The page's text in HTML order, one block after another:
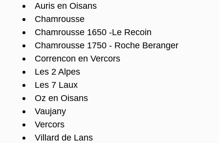
Auris en Oisans
Chamrousse
Chamrousse 1650 -Le Recoin
Chamrousse 1750 - Roche Beranger
Correncon en Vercors
Les 2 Alpes
Les 7 Laux
Oz en Oisans
Vaujany
Vercors
Villard de Lans